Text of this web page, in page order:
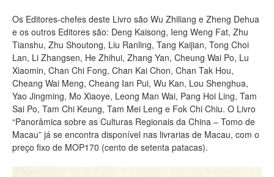
Os Editores-chefes deste Livro são Wu Zhiliang e Zheng Dehua
e os outros Editores são: Deng Kaisong, Ieng Weng Fat, Zhu
Tianshu, Zhu Shoutong, Liu Ranling, Tang Kaijian, Tong Choi
Lan, Li Zhangsen, He Zhihui, Zhang Yan, Cheung Wai Po, Lu
Xiaomin, Chan Chi Fong, Chan Kai Chon, Chan Tak Hou,
Cheang Wai Meng, Cheang Ian Pui, Wu Kan, Lou Shenghua,
Yao Jingming, Mo Xiaoye, Leong Man Wai, Pang Hoi Ling, Tam
Sai Po, Tam Chi Keung, Tam Mei Leng e Fok Chi Chiu. O Livro
“Panorâmica sobre as Culturas Regionais da China – Tomo de
Macau” já se encontra disponível nas livrarias de Macau, com o
preço fixo de MOP170 (cento de setenta patacas).